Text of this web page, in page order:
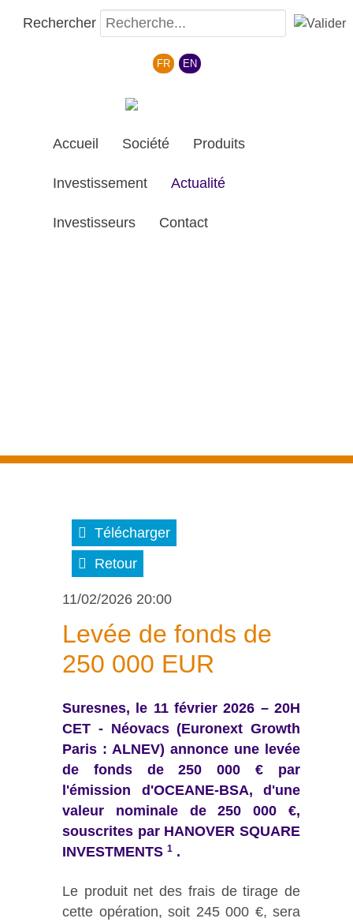
Rechercher
Sélectionnez votre langue
FR EN
Accueil Société Produits
Investissement Actualité
Investisseurs Contact
Télécharger
Retour
11/02/2026 20:00
Levée de fonds de
250 000 EUR
Suresnes, le 11 février 2026 – 20H
CET - Néovacs (Euronext Growth
Paris : ALNEV) annonce une levée
de fonds de 250 000 € par
l'émission d'OCEANE-BSA, d'une
valeur nominale de 250 000 €,
souscrites par HANOVER SQUARE
INVESTMENTS 1 .
Le produit net des frais de tirage de
cette opération, soit 245 000 €, sera